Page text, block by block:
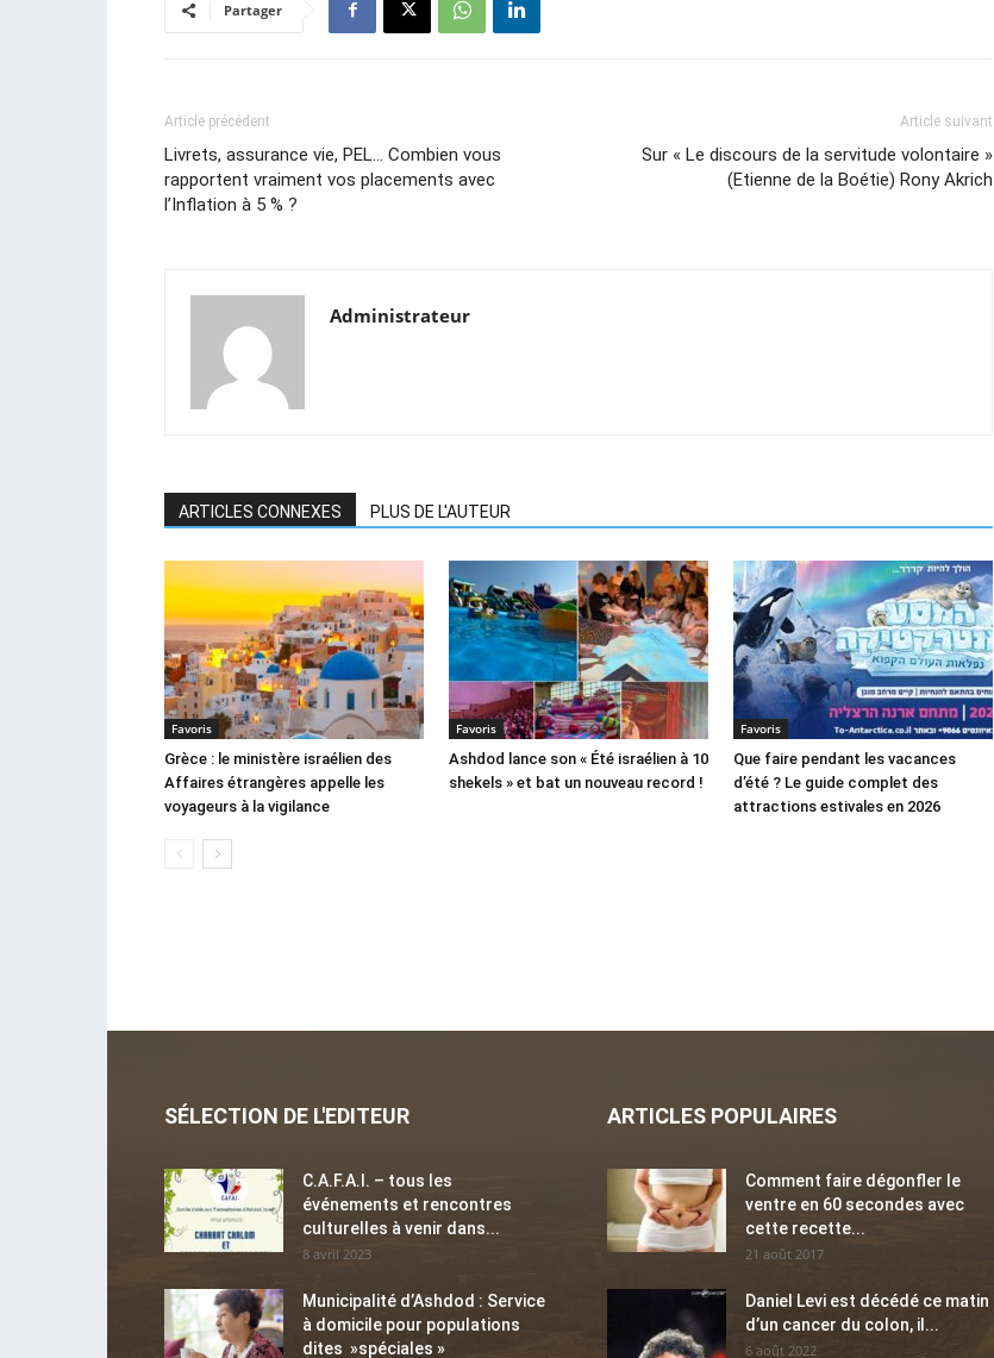
Partager
Article précédent
Livrets, assurance vie, PEL… Combien vous
rapportent vraiment vos placements avec
l’Inflation à 5 % ?
Article suivant
Sur « Le discours de la servitude volontaire »
(Etienne de la Boétie) Rony Akrich
Administrateur
ARTICLES CONNEXES PLUS DE L'AUTEUR
Favoris
Grèce : le ministère israélien des
Affaires étrangères appelle les
voyageurs à la vigilance
Favoris
Ashdod lance son « Été israélien à 10
shekels » et bat un nouveau record !
Favoris
Que faire pendant les vacances
d’été ? Le guide complet des
attractions estivales en 2026
SÉLECTION DE L'EDITEUR
C.A.F.A.I. – tous les
événements et rencontres
culturelles à venir dans...
8 avril 2023
Municipalité d’Ashdod : Service
à domicile pour populations
dites »spéciales »
ARTICLES POPULAIRES
Comment faire dégonfler le
ventre en 60 secondes avec
cette recette...
21 août 2017
Daniel Levi est décédé ce matin
d’un cancer du colon, il...
6 août 2022